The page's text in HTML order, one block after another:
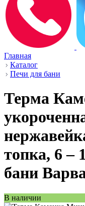
Главная
Каталог
Печи для бани
Терма
топка, 6 –
бани
В наличии